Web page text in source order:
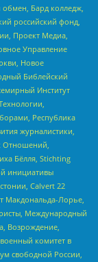
Бард колледж,
российский фонд,
Проект Медиа,
Управление
Новое
Библейский
Институт
Республика
журналистики,
Отношений,
Бёлля, Stichting
инициативы
Calvert 22
Макдональда-Лорье,
Международный
Возрождение,
комитет в
свободной России,